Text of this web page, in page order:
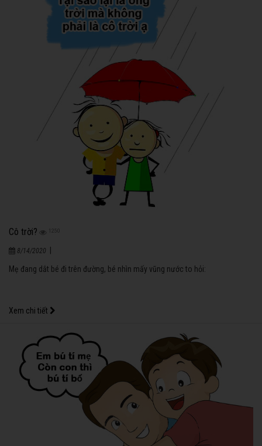
Cô trời?
8/14/2020
Mẹ đang dắt bé đi trên đường, bé nhìn mấy vũng nước to hỏi:
Xem chi tiết